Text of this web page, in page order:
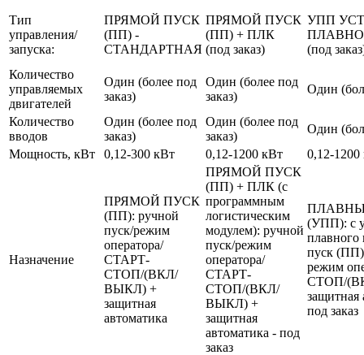
Тип
управления/
запуска:
ПРЯМОЙ ПУСК
(ПП) -
СТАНДАРТНАЯ
ПРЯМОЙ ПУСК
(ПП) + ПЛК
(под заказ)
УПП
(под
Количество
управляемых
двигателей
Один (более под
заказ)
Один (более под
заказ)
Один
Количество
вводов
Один (более под
заказ)
Один (более под
заказ)
Один
Мощность, кВт
0,12-300 кВт 0,12-1200 кВт 0,12-1200
Назначение
ПРЯМОЙ ПУСК
(ПП): ручной
пуск/режим
оператора/
СТАРТ-
СТОП/(ВКЛ/
ВЫКЛ) +
защитная
автоматика
ПРЯМОЙ ПУСК
(ПП) + ПЛК (с
программным
логистическим
модулем): ручной
пуск/режим
оператора/
СТАРТ-
СТОП/(ВКЛ/
ВЫКЛ) +
защитная
автоматика - под
заказ
(УПП): с
плавного
пуск
режим
СТОП/
защитная
под заказ